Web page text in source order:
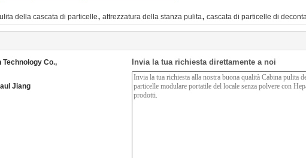
della cascata di particelle, attrezzatura della stanza pulita, cascata di particelle di
Co.,
Jiang
Invia la tua richiesta direttamente a noi